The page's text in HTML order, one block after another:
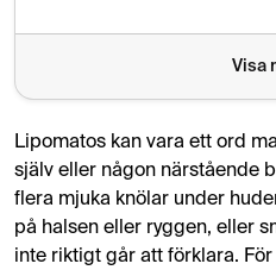
Visa
Lipomatos kan vara ett ord
själv eller någon närstående
flera mjuka knölar under
på halsen eller ryggen, eller
inte riktigt går att förklara.